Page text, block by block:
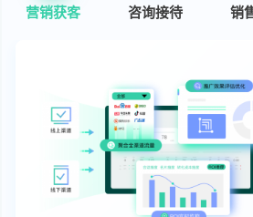
营销获客 咨询接待 销